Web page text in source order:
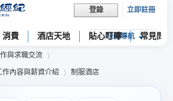
登錄 立即註冊
快捷導航
消費 酒店天地 貼心叮嚀 常見問題
與求職交流
內容與薪資介紹 制服酒店